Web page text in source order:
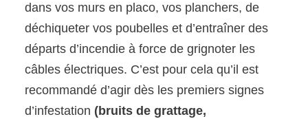
dans vos murs en placo, vos planchers, de
déchiqueter vos poubelles et d’entraîner des
départs d’incendie à force de grignoter les
câbles électriques. C’est pour cela qu’il est
recommandé d’agir dès les premiers signes
d’infestation (bruits de grattage,